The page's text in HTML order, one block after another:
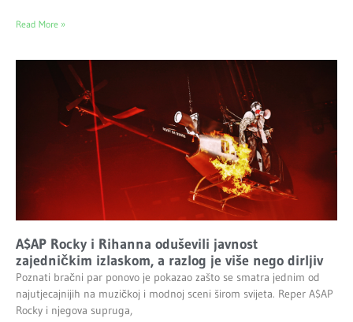
Read More »
A$AP Rocky i Rihanna oduševili javnost
zajedničkim izlaskom, a razlog je više nego dirljiv
Poznati bračni par ponovo je pokazao zašto se smatra jednim od
najutjecajnijih na muzičkoj i modnoj sceni širom svijeta. Reper A$AP
Rocky i njegova supruga,